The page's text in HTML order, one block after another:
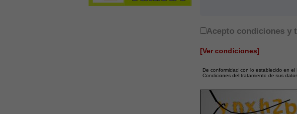
Acepto condiciones y
[Ver condiciones]
De conformidad con lo establecido en
Condiciones del tratamiento de sus